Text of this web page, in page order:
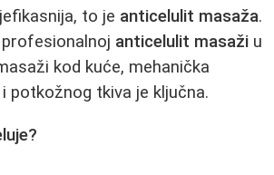
to je anticelulit masaža.
anticelulit masaži u
kod kuće, mehanička
potkožnog tkiva je ključna.